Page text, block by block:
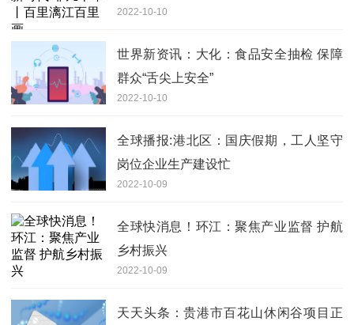
2022-10-10
世界新资讯：大化：食品安全抽检 保障
群众“舌尖上安全”
2022-10-10
全球播报:港北区：国庆假期，工人坚守
岗位企业生产建设忙
2022-10-09
全球快消息！环江：聚焦产业监督 护航
乡村振兴
2022-10-09
天天头条：贵港市百花山休闲谷项目正